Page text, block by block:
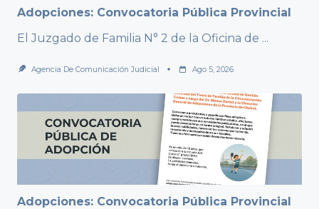
Adopciones: Convocatoria Pública Provincial
El Juzgado de Familia N° 2 de la Oficina de ...
Agencia De Comunicación Judicial Ago 5, 2026
Adopciones: Convocatoria Pública Provincial